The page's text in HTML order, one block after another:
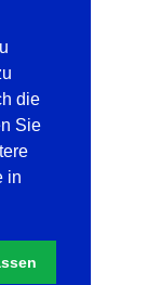
die
Sie
in